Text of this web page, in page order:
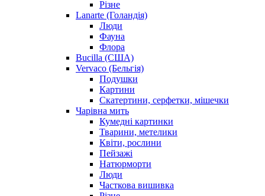
Різне
Lanarte (Голандія)
Люди
Фауна
Флора
Bucilla (США)
Vervaco (Бельгія)
Подушки
Картини
Скатертини, серфетки, мішечки
Чарiвна мить
Кумедні картинки
Тварини, метелики
Квіти, рослини
Пейзажі
Натюрморти
Люди
Часткова вишивка